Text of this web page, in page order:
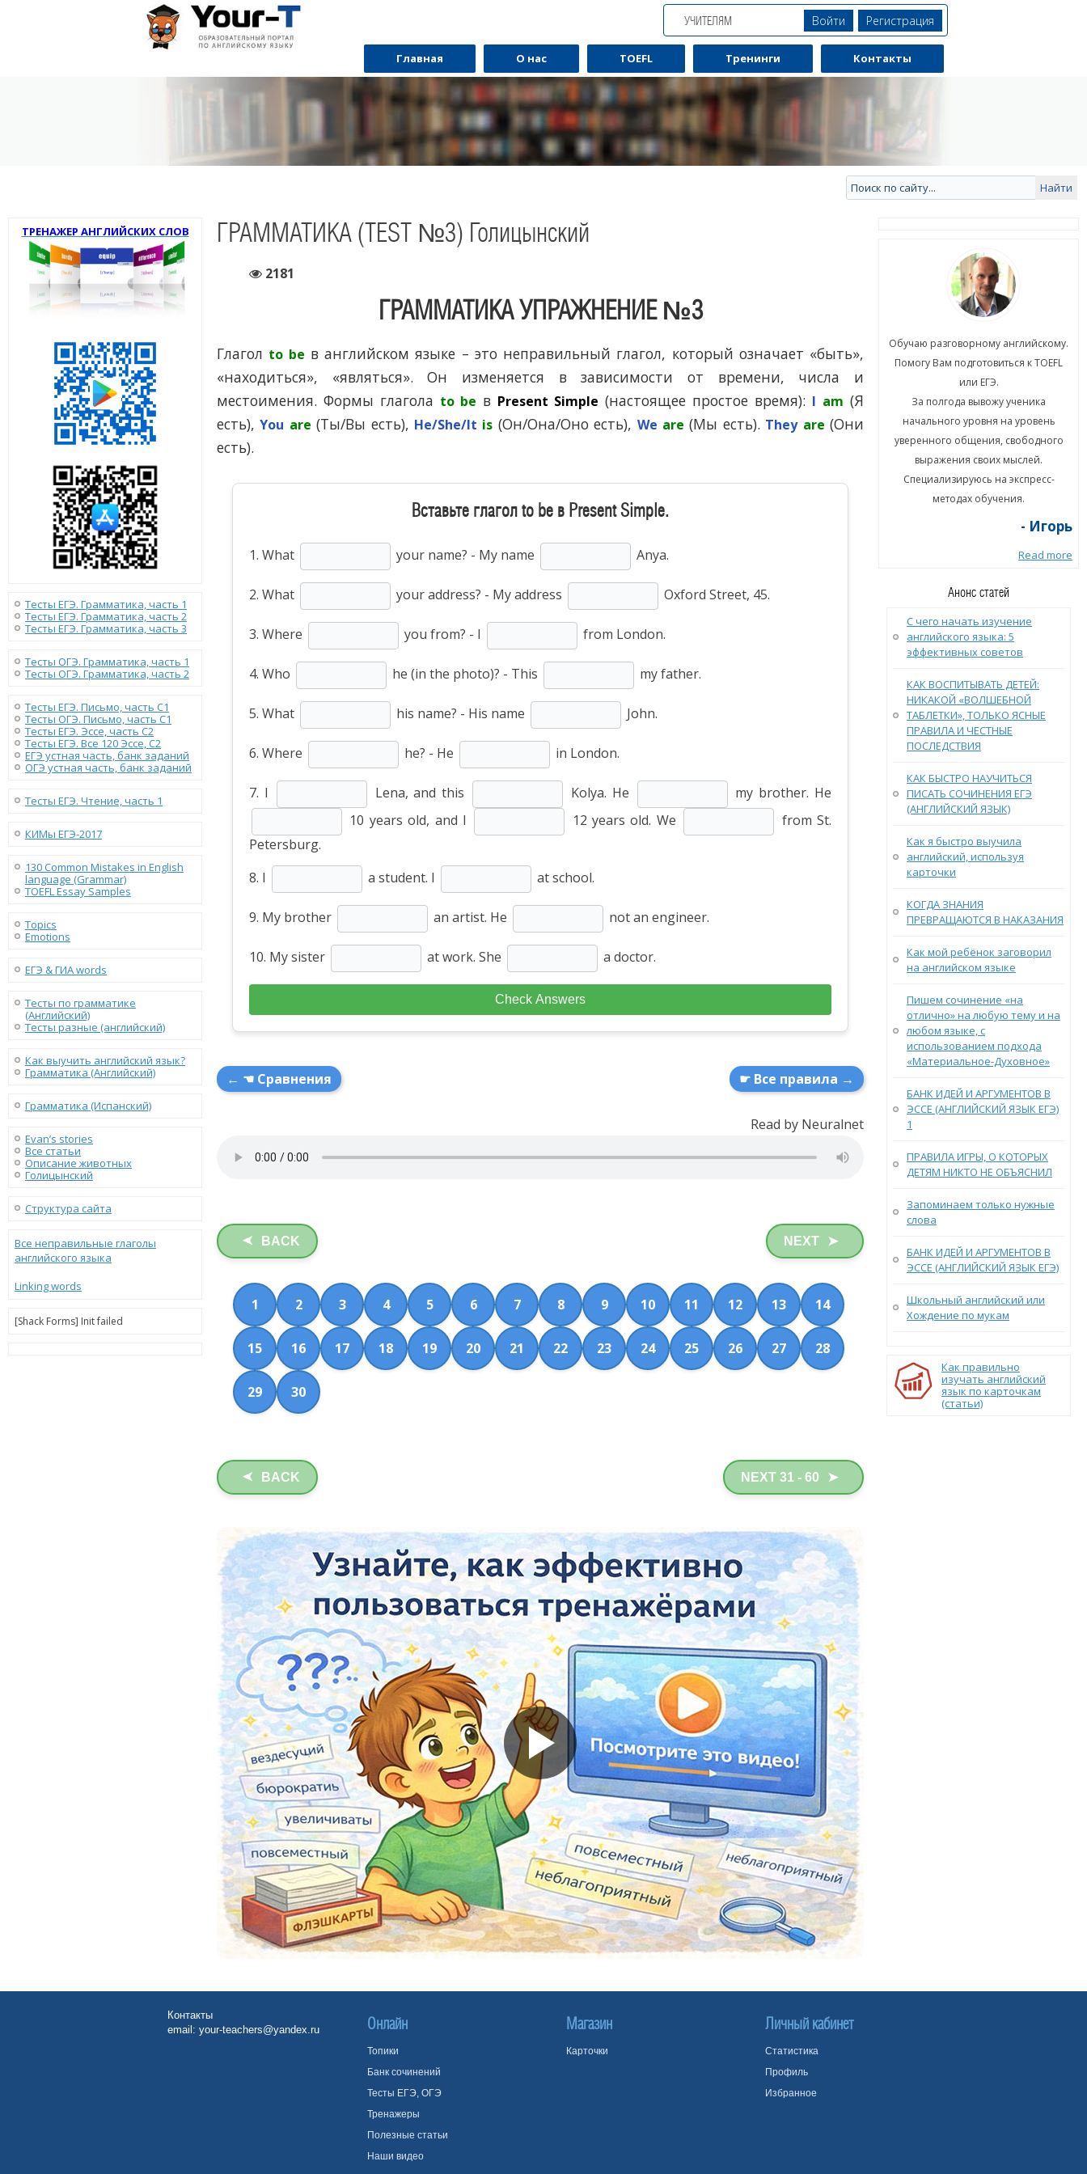
УЧИТЕЛЯМ Войти Регистрация
Главная О нас TOEFL Тренинги Контакты
ТРЕНАЖЕР АНГЛИЙСКИХ СЛОВ
Тесты ЕГЭ. Грамматика, часть 1
Тесты ЕГЭ. Грамматика, часть 2
Тесты ЕГЭ. Грамматика, часть 3
Тесты ОГЭ. Грамматика, часть 1
Тесты ОГЭ. Грамматика, часть 2
Тесты ЕГЭ. Письмо, часть С1
Тесты ОГЭ. Письмо, часть С1
Тесты ЕГЭ. Эссе, часть C2
Тесты ЕГЭ. Все 120 Эссе, C2
ЕГЭ устная часть, банк заданий
ОГЭ устная часть, банк заданий
Тесты ЕГЭ. Чтение, часть 1
КИМы ЕГЭ-2017
130 Сommon Mistakes in English
language (Grammar)
TOEFL Essay Samples
Topics
Emotions
ЕГЭ & ГИА words
Тесты по грамматике
(Английский)
Тесты разные (английский)
Как выучить английский язык?
Грамматика (Английский)
Грамматика (Испанский)
Evan’s stories
Все статьи
Описание животных
Голицынский
Структура сайта
Все неправильные глаголы
английского языка
Linking words
[Shack Forms] Init failed
ГРАММАТИКА (TEST №3) Голицынский
2181
ГРАММАТИКА УПРАЖНЕНИЕ №3
Глагол to be в английском языке – это неправильный глагол, который означает «быть»,
«находиться», «являться». Он изменяется в зависимости от времени, числа и
местоимения. Формы глагола to be в Present Simple (настоящее простое время): I am (Я
есть),You are (Ты/Вы есть), He/She/It is (Он/Она/Оно есть), We are (Мы есть). They are (Они
есть).
Вставьте глагол to be в Present Simple.
1. What your name? - My name Anya.
2. What your address? - My address Oxford Street, 45.
3. Where you from? - I from London.
4. Who he (in the photo)? - This my father.
5. What his name? - His name John.
6. Where he? - He in London.
7. I Lena, and this Kolya. He
my brother. He
10 years old, and I
12 years old. We
from St.
Petersburg.
8. I
a student. I at school.
9. My brother an artist. He not an engineer.
10. My sister at work. She a doctor.
Check Answers
← ☚ Сравнения ☛ Все правила →
Read by Neuralnet
➤ BACK NEXT ➤
1 2 3 4 5 6 7 8 9 10 11 12 13 14
15 16 17 18 19 20 21 22 23 24 25 26 27 28
29 30
➤ BACK NEXT 31 - 60 ➤
Помогу Вам подготовиться к TOEFL
или ЕГЭ.
За полгода вывожу ученика
начального уровня на уровень
- Игорь
Read more
Помогу Вам подготовиться к TOEFL
или ЕГЭ.
За полгода вывожу ученика
начального уровня на уровень
Обучаю разговорному английскому.
Помогу Вам подготовиться к TOEFL
или ЕГЭ.
За полгода вывожу ученика
начального уровня на уровень
уверенного общения, свободного
выражения своих мыслей.
Специализируюсь на экспресс-
методах обучения.
- Игорь
Read more
Анонс статей
С чего начать изучение
английского языка: 5
эффективных советов
КАК ВОСПИТЫВАТЬ ДЕТЕЙ:
НИКАКОЙ «ВОЛШЕБНОЙ
ТАБЛЕТКИ», ТОЛЬКО ЯСНЫЕ
ПРАВИЛА И ЧЕСТНЫЕ
ПОСЛЕДСТВИЯ
КАК БЫСТРО НАУЧИТЬСЯ
ПИСАТЬ СОЧИНЕНИЯ ЕГЭ
(АНГЛИЙСКИЙ ЯЗЫК)
Как я быстро выучила
английский, используя
карточки
КОГДА ЗНАНИЯ
ПРЕВРАЩАЮТСЯ В НАКАЗАНИЯ
Как мой ребёнок заговорил
на английском языке
Пишем сочинение «на
отлично» на любую тему и на
любом языке, с
использованием подхода
«Материальное-Духовное»
БАНК ИДЕЙ И АРГУМЕНТОВ В
ЭССЕ (АНГЛИЙСКИЙ ЯЗЫК ЕГЭ)
1
ПРАВИЛА ИГРЫ, О КОТОРЫХ
ДЕТЯМ НИКТО НЕ ОБЪЯСНИЛ
Запоминаем только нужные
слова
БАНК ИДЕЙ И АРГУМЕНТОВ В
ЭССЕ (АНГЛИЙСКИЙ ЯЗЫК ЕГЭ)
Школьный английский или
Хождение по мукам
Как правильно
изучать английский
язык по карточкам
(статьи)
Контакты
email: your-teachers@yandex.ru Онлайн
Топики
Банк сочинений
Тесты ЕГЭ, ОГЭ
Тренажеры
Полезные статьи
Наши видео
Магазин
Карточки
Личный кабинет
Статистика
Профиль
Избранное